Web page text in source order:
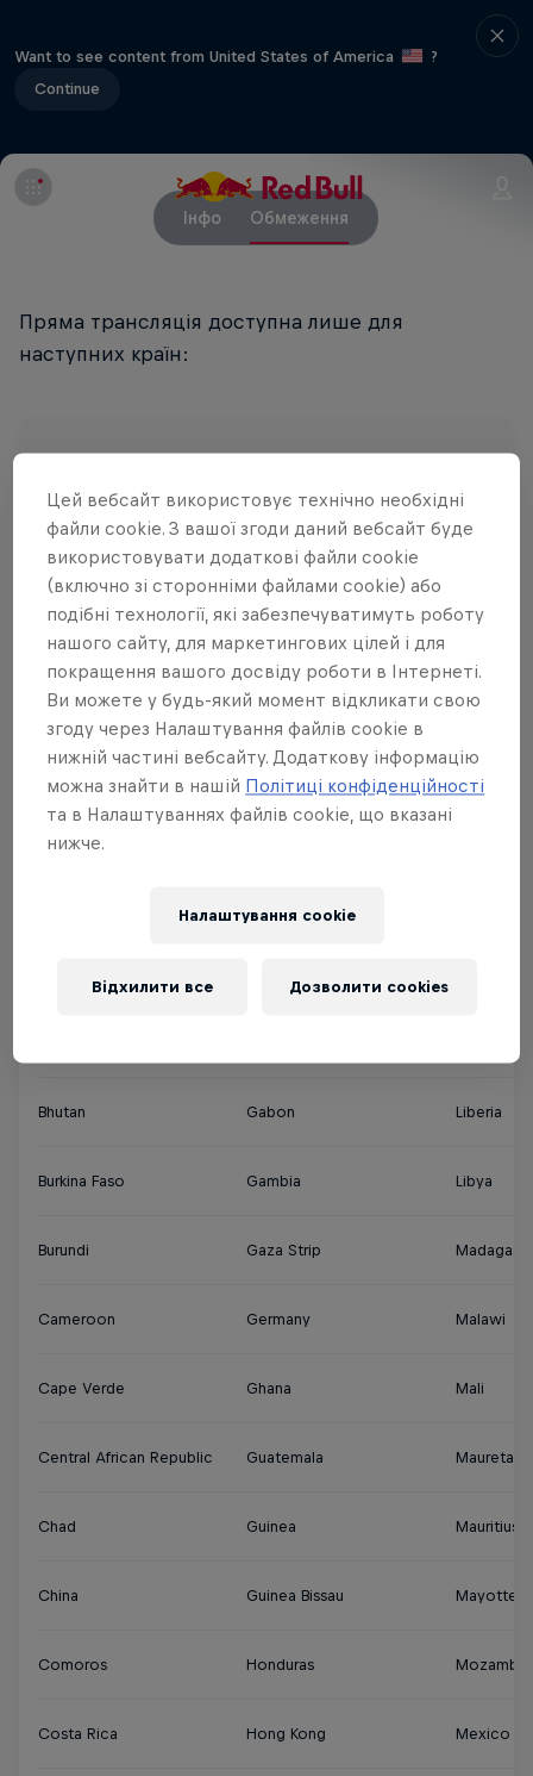
Want to see content from United States of America
?
Continue
Інфо Обмеження
Пряма трансляція доступна лише для
наступних країн:
Afghanistan Cote d'Ivoire Iran
Algeria Czech republic
Angola Dem. Rep. of the Congo India
Bangladesh Djibouti Japan
Bahrain Egypt Kenya
Belize
Equatorial Guinea
Bhutan Gabon Liberia
Burkina Faso Gambia Libya
Burundi Gaza Strip
Cameroon Germany Malawi
Cape Verde Ghana Mali
Central African Republic Guatemala Mauretania
Chad Guinea Mauritius
China Guinea Bissau Mayotte
Comoros Honduras
Costa Rica Hong Kong Mexico
Цей вебсайт використовує технічно необхідні
файли cookie. З вашої згоди даний вебсайт буде
використовувати додаткові файли cookie
(включно зі сторонніми файлами cookie) або
подібні технології, які забезпечуватимуть роботу
нашого сайту, для маркетингових цілей і для
покращення вашого досвіду роботи в Інтернеті.
Ви можете у будь-який момент відкликати свою
згоду через Налаштування файлів cookie в
нижній частині вебсайту. Додаткову інформацію
можна знайти в нашій Політиці конфіденційності
та в Налаштуваннях файлів cookie, що вказані
нижче.
Налаштування cookie
Відхилити все Дозволити cookies